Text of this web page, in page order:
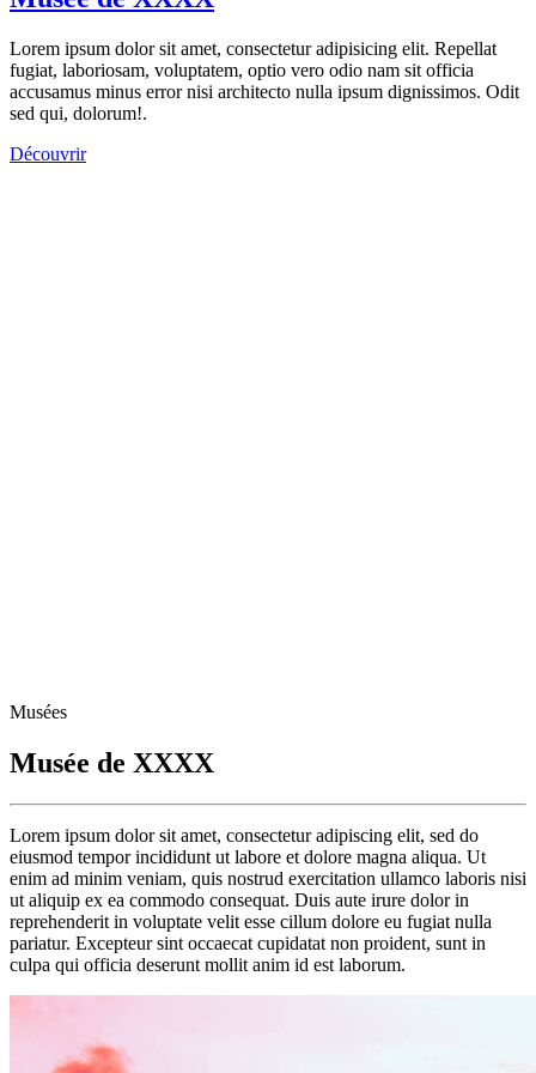
Lorem ipsum dolor sit amet, consectetur adipisicing elit. Repellat
fugiat, laboriosam, voluptatem, optio vero odio nam sit officia
accusamus minus error nisi architecto nulla ipsum dignissimos. Odit
sed qui, dolorum!.
Découvrir
Musées
Musée de XXXX
Lorem ipsum dolor sit amet, consectetur adipiscing elit, sed do
eiusmod tempor incididunt ut labore et dolore magna aliqua. Ut
enim ad minim veniam, quis nostrud exercitation ullamco laboris nisi
ut aliquip ex ea commodo consequat. Duis aute irure dolor in
reprehenderit in voluptate velit esse cillum dolore eu fugiat nulla
pariatur. Excepteur sint occaecat cupidatat non proident, sunt in
culpa qui officia deserunt mollit anim id est laborum.